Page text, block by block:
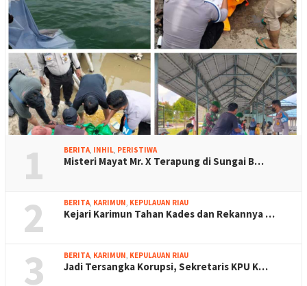
1 BERITA, INHIL, PERISTIWA
Misteri Mayat Mr. X Terapung di Sungai B…
2 BERITA, KARIMUN, KEPULAUAN RIAU
Kejari Karimun Tahan Kades dan Rekannya …
3 BERITA, KARIMUN, KEPULAUAN RIAU
Jadi Tersangka Korupsi, Sekretaris KPU K…